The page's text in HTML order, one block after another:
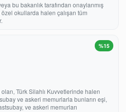
bu bakanlık tarafından onaylanmış
okullarda halen çalışan tüm
%15
Türk Silahlı Kuvvetlerinde halen
ve askeri memurlarla bunların eşi,
ve askeri memurları